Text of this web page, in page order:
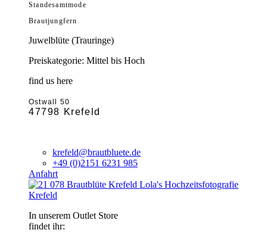
Standesamtmode
Brautjungfern
Juwelblüte (Trauringe)
Preiskategorie: Mittel bis Hoch
find us here
Ostwall 50
47798 Krefeld
krefeld@brautbluete.de
+49 (0)2151 6231 985
Anfahrt
Krefeld
In unserem Outlet Store
findet ihr: